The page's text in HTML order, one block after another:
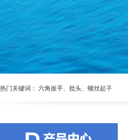
热门关键词： 六角扳手、批头、螺丝起子